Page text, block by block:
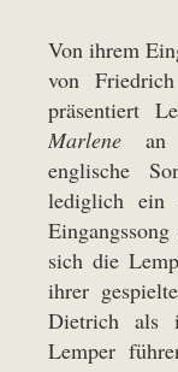
Von ihrem
von
präsentiert
Marlene an
englische
lediglich ein
sich die
ihrer
Dietrich als
Lemper